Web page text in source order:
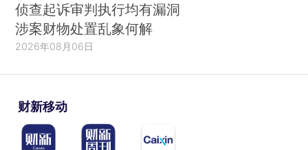
侦查起诉审判执行均有漏洞
涉案财物处置乱象何解
2026年08月06日
财新移动